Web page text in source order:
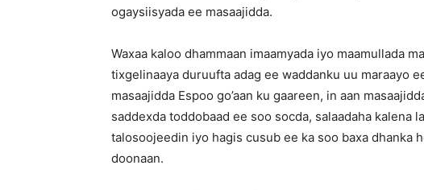
ogaysiisyada ee masaajidda.
Waxaa kaloo dhammaan imaamyada iyo maamullada
tixgelinaaya duruufta adag ee waddanku uu maraayo
masaajidda Espoo go’aan ku gaareen, in aan
saddexda toddobaad ee soo socda, salaadaha kalena
talosoojeedin iyo hagis cusub ee ka soo baxa dhanka
doonaan.